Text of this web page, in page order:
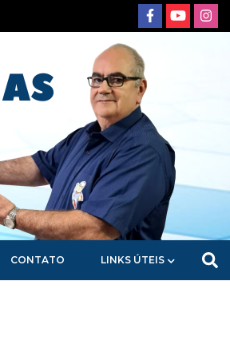
CONTATO LINKS ÚTEIS